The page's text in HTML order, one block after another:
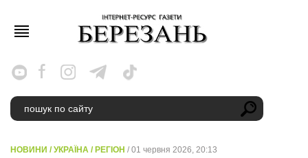
НОВИНИ /УКРАЇНА / РЕГІОН / 01 червня 2026, 20:13